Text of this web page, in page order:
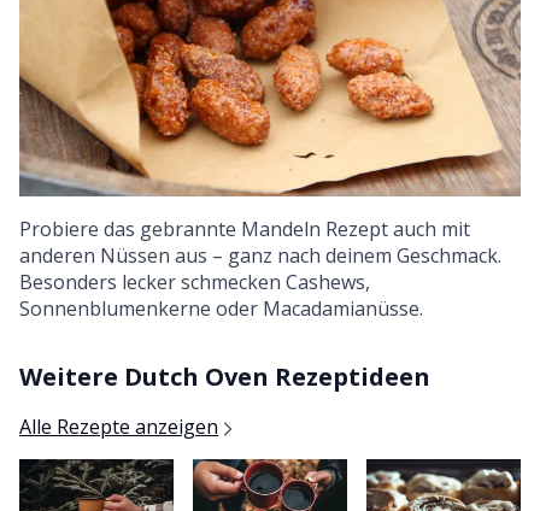
Probiere das gebrannte Mandeln Rezept auch mit
anderen Nüssen aus – ganz nach deinem Geschmack.
Besonders lecker schmecken Cashews,
Sonnenblumenkerne oder Macadamianüsse.
Weitere Dutch Oven Rezeptideen
Alle Rezepte anzeigen